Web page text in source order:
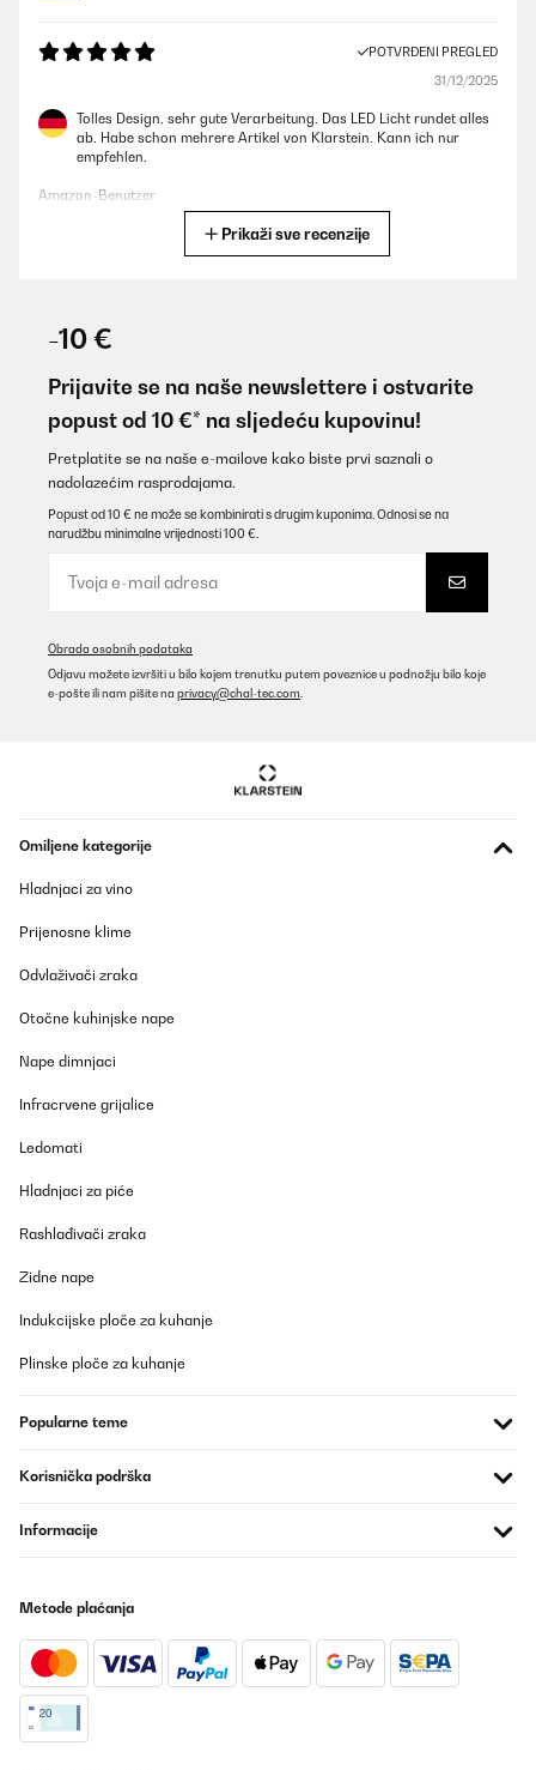
POTVRĐENI PREGLED
31/12/2025
Tolles Design, sehr gute Verarbeitung. Das LED Licht rundet alles
ab. Habe schon mehrere Artikel von Klarstein. Kann ich nur
empfehlen.
Amazon-Benutzer
der überdachten Terrasse..
Amazon-Benutzer
Prevedi
POTVRĐENI PREGLED
Geplaatst in onze buitenkeuken. Staat wel droog maar niet
Prevedi
Amazon user
Prevedi
Top Teil
Amazon-Benutzer
Prevedi
Ich sag’s gleich: Der Klarstein Minikühlschrank ist mein
braucht keinen Kaffee und sorgt dafür, dass meiner immer schön
Nicht zu warm, nicht zu kalt – einfach perfekt. Oben steht eine
komplette Palette Red Bull, unten wartet die Milch brav auf ihren
nerviges Brummen, kein Summen, nur angenehme Stille.Die
sich ein kühles Getränk gönnt. Die Größe ist ideal fürs kleine Büro
klein.Fazit:Klein, cool und absolut zuverlässig. Für mich der
perfekte Mini-Fridge – mein Red Bull war noch nie so stilvoll
Amazon-Benutzer
POTVRĐENI PREGLED
25/09/2025
Sieht gut aus, die gewünschte Gradzahl ist leicht einstellbar und
es geht viel mehr rein als in einen einfachen Kühlschrank.
Prikaži sve recenzije
-10 €
Prijavite se na naše newslettere i ostvarite
popust od 10 €* na sljedeću kupovinu!
Pretplatite se na naše e-mailove kako biste prvi saznali o
nadolazećim rasprodajama.
Popust od 10 € ne može se kombinirati s drugim kuponima. Odnosi se na
narudžbu minimalne vrijednosti 100 €.
Obrada osobnih podataka
Odjavu možete izvršiti u bilo kojem trenutku putem poveznice u podnožju bilo koje
e-pošte ili nam pišite na privacy@chal-tec.com
Omiljene kategorije
Hladnjaci za vino
Prijenosne klime
Odvlaživači zraka
Otočne kuhinjske nape
Nape dimnjaci
Infracrvene grijalice
Ledomati
Hladnjaci za piće
Rashlađivači zraka
Zidne nape
Indukcijske ploče za kuhanje
Plinske ploče za kuhanje
Popularne teme
Korisnička podrška
Informacije
Metode plaćanja